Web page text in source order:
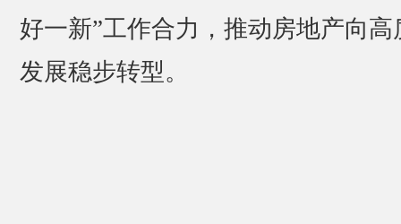
好一新”工作合力，推动房地产向高
发展稳步转型。